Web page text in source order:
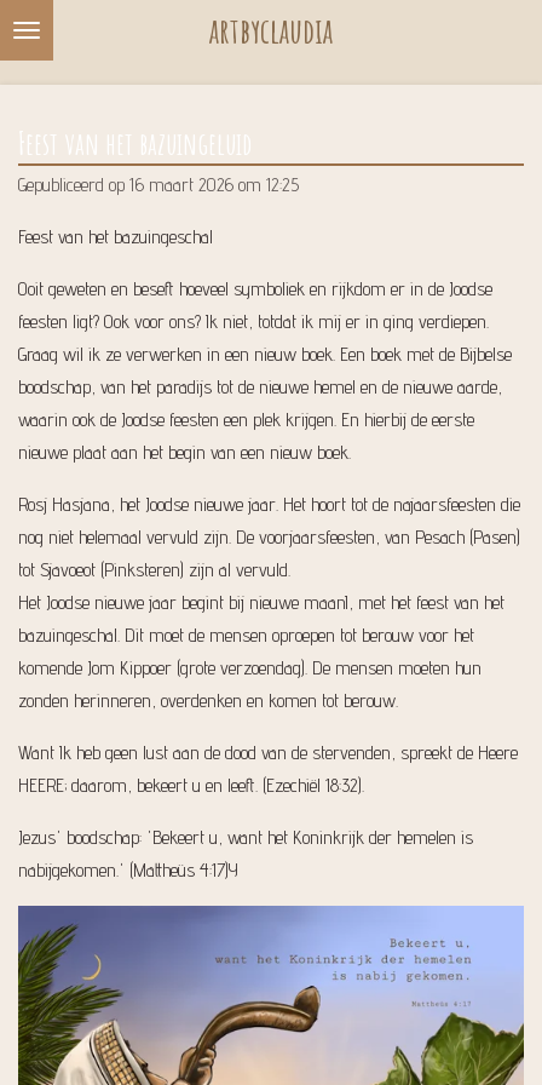
Ga
direct
hoofdinhoud
artbyclaudia
Feest van het bazuingeluid
Gepubliceerd op 16 maart 2026 om 12:25
Feest van het bazuingeschal
Ooit geweten en beseft hoeveel symboliek en rijkdom er in de Joodse
feesten ligt? Ook voor ons? Ik niet, totdat ik mij er in ging verdiepen.
Graag wil ik ze verwerken in een nieuw boek. Een boek met de Bijbelse
boodschap, van het paradijs tot de nieuwe hemel en de nieuwe aarde,
waarin ook de Joodse feesten een plek krijgen. En hierbij de eerste
nieuwe plaat aan het begin van een nieuw boek.
Rosj Hasjana, het Joodse nieuwe jaar. Het hoort tot de najaarsfeesten die
nog niet helemaal vervuld zijn. De voorjaarsfeesten, van Pesach (Pasen)
tot Sjavoeot (Pinksteren) zijn al vervuld.
Het Joodse nieuwe jaar begint bij nieuwe maanI, met het feest van het
bazuingeschal. Dit moet de mensen oproepen tot berouw voor het
komende Jom Kippoer (grote verzoendag). De mensen moeten hun
zonden herinneren, overdenken en komen tot berouw.
Want Ik heb geen lust aan de dood van de stervenden, spreekt de Heere
HEERE; daarom, bekeert u en leeft. (Ezechiël 18:32).
Jezus' boodschap: 'Bekeert u, want het Koninkrijk der hemelen is
nabijgekomen.' (Mattheüs 4:17)Y